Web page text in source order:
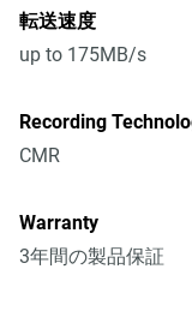
転送速度
up to 175MB/s
Recording
CMR
Warranty
3年間の製品保証